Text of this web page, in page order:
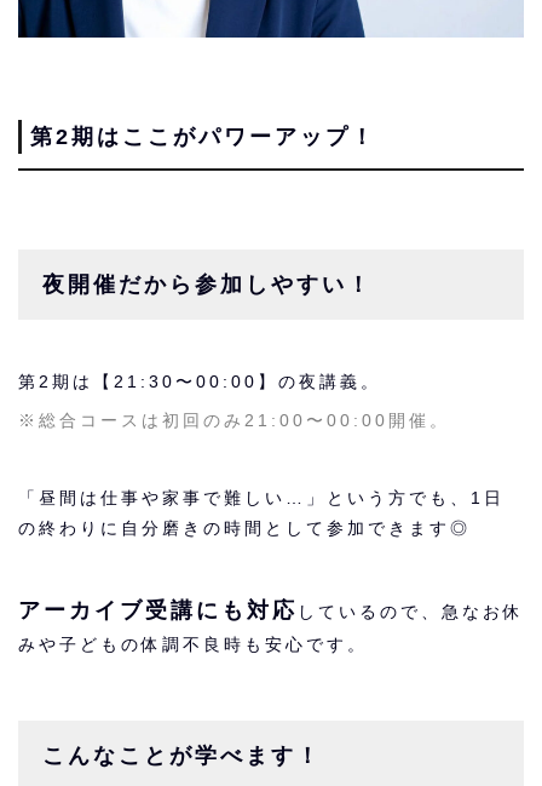
第2期はここがパワーアップ！
夜開催だから参加しやすい！
第2期は【21:30〜00:00】の夜講義。
※総合コースは初回のみ21:00〜00:00開催。
「昼間は仕事や家事で難しい…」という方でも、1日
の終わりに自分磨きの時間として参加できます◎
アーカイブ受講にも対応 しているので、急なお休
みや子どもの体調不良時も安心です。
こんなことが学べます！